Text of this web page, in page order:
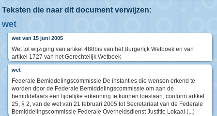
Teksten die naar dit document verwijzen:
wet
wet van 15 juni 2005
Wet tot wijziging van artikel 488bis van het Burgerlijk Wetboek en van
artikel 1727 van het Gerechtelijk Wetboek
wet
Federale Bemiddelingscommissie De instanties die wensen erkend te
worden door de Federale Bemiddelingscommissie om aan de
bemiddelaars een tijdelijke erkenning te kunnen toestaan, conform artikel
25, § 2, van de wet van 21 februari 2005 tot Secretariaat van de Federale
Bemiddelingscommissie Federale Overheidsdienst Justitie Lokaal (...)